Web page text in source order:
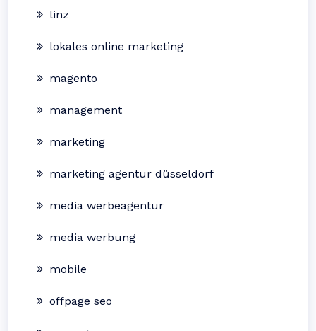
linz
lokales online marketing
magento
management
marketing
marketing agentur düsseldorf
media werbeagentur
media werbung
mobile
offpage seo